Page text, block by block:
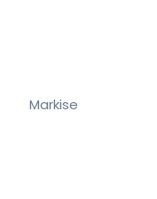
Markise